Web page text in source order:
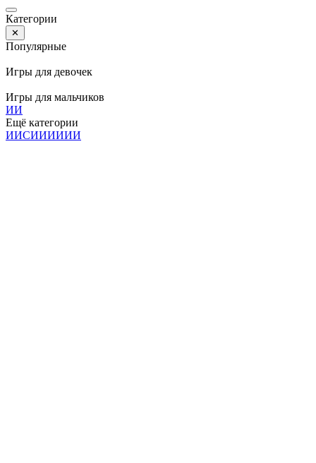
Категории
✕
Популярные
Игры для девочек
Игры для мальчиков
ИИ
Ещё категории
ИИСИИИИИИ